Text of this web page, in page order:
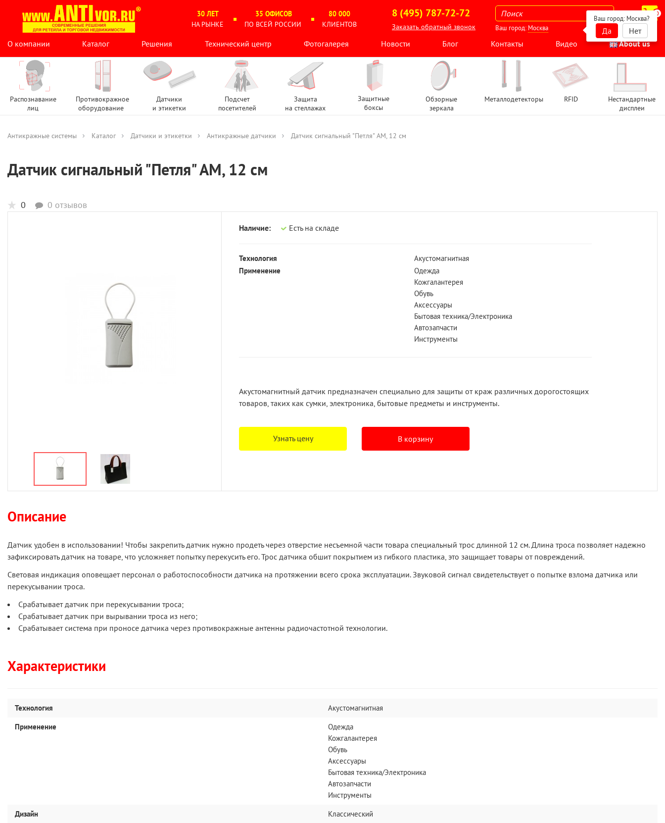
30 ЛЕТ
НА РЫНКЕ
35 ОФИСОВ
ПО ВСЕЙ РОССИИ
80 000
КЛИЕНТОВ
8 (495) 787-72-72
Заказать обратный звонок
0
Ваш город: Москва
Ваш город: Москва?
Да
Нет
О компании
Каталог Решения Технический центр Фотогалерея Новости Блог Контакты Видео About us
Распознавание
лиц
Противокражное
оборудование
Датчики
и этикетки
Подсчет
посетителей
Защита
на стеллажах
Защитные
боксы
Обзорные
зеркала
Металлодетекторы RFID
Нестандартные
дисплеи
Антикражные системы Каталог Датчики и этикетки Антикражные датчики Датчик сигнальный "Петля" АМ, 12 см
Датчик сигнальный "Петля" АМ, 12 см
0 0 отзывов
Наличие: Есть на складе
Технология
Акустомагнитная
Применение
Одежда
Кожгалантерея
Обувь
Аксессуары
Бытовая техника/Электроника
Автозапчасти
Инструменты
Акустомагнитный датчик предназначен специально для защиты от краж различных дорогостоящих
товаров, таких как сумки, электроника, бытовые предметы и инструменты.
Узнать цену В корзину
Описание
Датчик удобен в использовании! Чтобы закрепить датчик нужно продеть через отверстие несъемной части товара специальный трос длинной 12 см. Длина троса позволяет надежно
зафиксировать датчик на товаре, что усложняет попытку перекусить его. Трос датчика обшит покрытием из гибкого пластика, это защищает товары от повреждений.
Световая индикация оповещает персонал о работоспособности датчика на протяжении всего срока эксплуатации. Звуковой сигнал свидетельствует о попытке взлома датчика или
перекусывании троса.
Срабатывает датчик при перекусывании троса;
Срабатывает датчик при вырывании троса из него;
Срабатывает система при проносе датчика через противокражные антенны радиочастотной технологии.
Характеристики
Технология
Акустомагнитная
Применение
Одежда
Кожгалантерея
Обувь
Аксессуары
Бытовая техника/Электроника
Автозапчасти
Инструменты
Дизайн
Классический